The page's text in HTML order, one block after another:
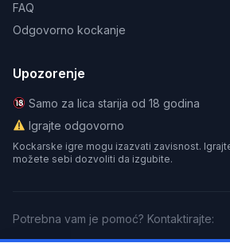
FAQ
Odgovorno kockanje
Upozorenje
Samo za lica starija od 18 godina
Igrajte odgovorno
Kockarske igre mogu izazvati zavisnost.
možete sebi dozvoliti da izgubite.
Potrebna vam je pomoć? Kontaktirajte: